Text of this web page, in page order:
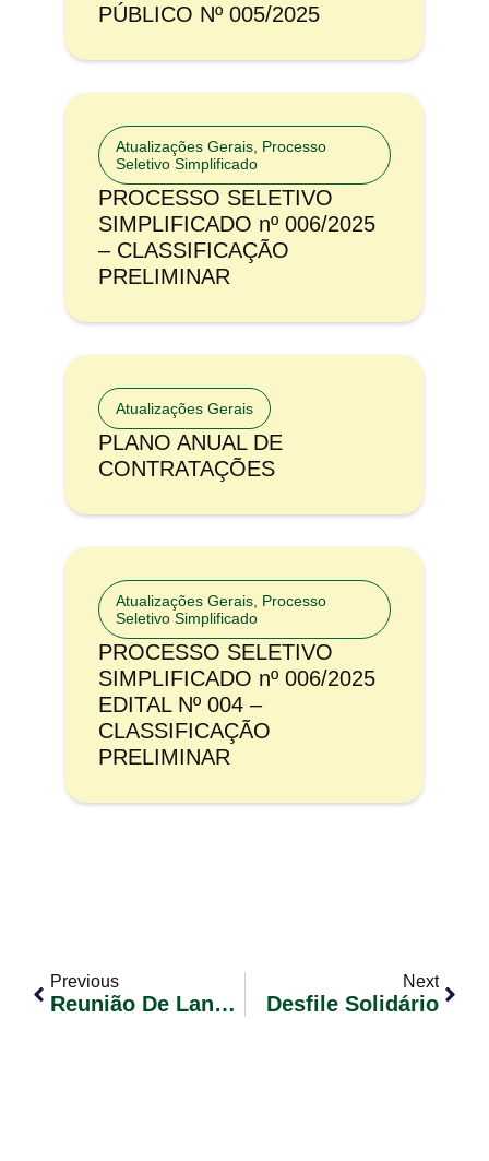
PÚBLICO Nº 005/2025
Atualizações Gerais Processo
Seletivo Simplificado
PROCESSO SELETIVO
SIMPLIFICADO nº 006/2025
– CLASSIFICAÇÃO
PRELIMINAR
Atualizações Gerais
PLANO ANUAL DE
CONTRATAÇÕES
Atualizações Gerais Processo
Seletivo Simplificado
PROCESSO SELETIVO
SIMPLIFICADO nº 006/2025
EDITAL Nº 004 –
CLASSIFICAÇÃO
PRELIMINAR
Previous
Reunião De Lançamento Do VI Campeonato Municipal De Futebol 7
Next
Desfile Solidário